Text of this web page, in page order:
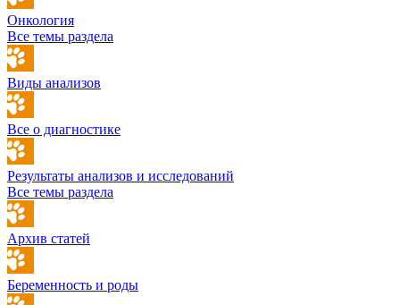
Онкология
Все темы раздела
Виды анализов
Все о диагностике
Результаты анализов и исследований
Все темы раздела
Архив статей
Беременность и роды